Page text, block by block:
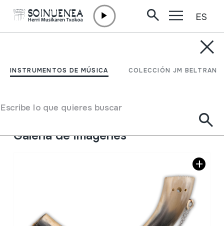
INSTRUMENTOS DE MÚSICA COLECCIÓN JM BELTRAN
Escribe lo que quieres buscar
ES
Alboka
Tipo de Instrumento de música
Aerófonos
Lengüetas
Galería de imágenes